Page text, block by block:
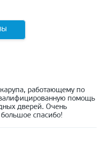
работающему по
помощь
дверей. Очень
большое спасибо!